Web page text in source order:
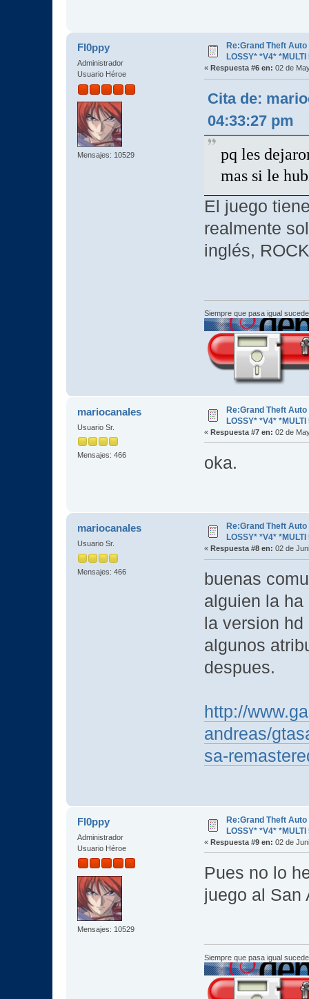
Fl0ppy
Administrador
Usuario Héroe
Mensajes: 10529
Re:Grand Theft
LOSSY* *V4*
« Respuesta #6 en: 02 de
Cita de:
04:33:27 pm
pq les
mas si le
El juego
realmente
inglés,
Siempre que pasa igual
mariocanales
Usuario Sr.
Mensajes: 466
Re:Grand Theft
LOSSY* *V4*
« Respuesta #7 en: 02 de
oka.
mariocanales
Usuario Sr.
Mensajes: 466
Re:Grand Theft
LOSSY* *V4*
« Respuesta #8 en: 02 de
buenas
alguien la
la version
algunos
despues.
http://
andreas/
sa-
Fl0ppy
Administrador
Usuario Héroe
Mensajes: 10529
Re:Grand Theft
LOSSY* *V4*
« Respuesta #9 en: 02 de
Pues no lo
juego al San
Siempre que pasa igual